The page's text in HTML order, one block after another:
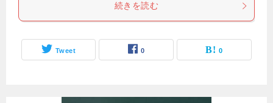
続きを読む
Tweet 0 0